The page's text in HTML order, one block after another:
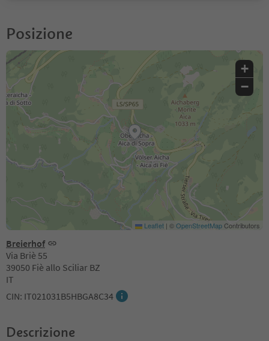
Posizione
Breierhof
Via Briè 55
39050 Fiè allo Sciliar BZ
IT
CIN: IT021031B5HBGA8C34
+
−
Leaflet | ©OpenStreetMapContributors
Descrizione